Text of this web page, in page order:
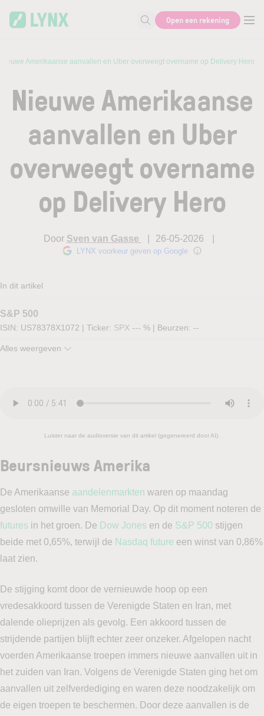
Zoek naar informatie
Open een rekening
Nieuwe Amerikaanse aanvallen en Uber overweegt overname op Delivery Hero
Nieuwe Amerikaanse
aanvallen en Uber
overweegt overname
op Delivery Hero
Door Sven van Gasse 26-05-2026
LYNX voorkeur geven op Google
In dit artikel
S&P 500
ISIN: US78378X1072 | Ticker: SPX --- % | Beurzen: --
Alles weergeven
Luister naar de audioversie van dit artikel (gegenereerd door AI).
Beursnieuws Amerika
De Amerikaanse aandelenmarkten waren op maandag
gesloten omwille van Memorial Day. Op dit moment noteren de
futures in het groen. De Dow Jones en de S&P 500 stijgen
beide met 0,65%, terwijl de Nasdaq future een winst van 0,86%
laat zien.
De stijging komt door de vernieuwde hoop op een
vredesakkoord tussen de Verenigde Staten en Iran, met
dalende olieprijzen als gevolg. Een akkoord tussen de
strijdende partijen blijft echter zeer onzeker. Afgelopen nacht
voerden Amerikaanse troepen immers nieuwe aanvallen uit in
het zuiden van Iran. Volgens de Verenigde Staten ging het om
aanvallen uit zelfverdediging en waren deze noodzakelijk om
de eigen troepen te beschermen. Door deze aanvallen is de